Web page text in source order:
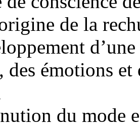
de la
des émotions
du mode